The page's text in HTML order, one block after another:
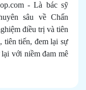
- Là bác sỹ
sâu về Chấn
điều trị và tiên
tiên tiến, đem lại sự
với niềm đam mê